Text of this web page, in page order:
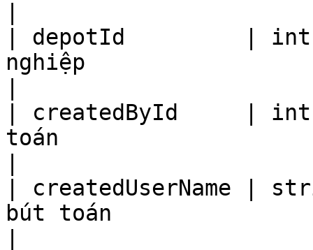
| depotId         | int
nghiệp
| createdById     |
toán
| createdUserName |
bút toán